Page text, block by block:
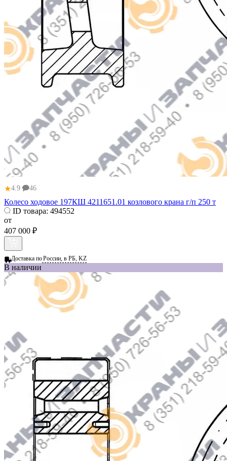
★4.9 46
Колесо ходовое 197КШ 4211651.01 козлового крана г/п 250 т
ID товара: 494552
от
407 000 ₽
Доставка поРоссии, в РБ, KZ
В наличии